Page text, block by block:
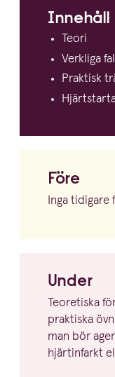
Innehåll
Teori
Verkliga fall
Praktisk
Före
Inga tidigare
Under
Teoretiska
praktiska
man bör
hjärtin­farkt